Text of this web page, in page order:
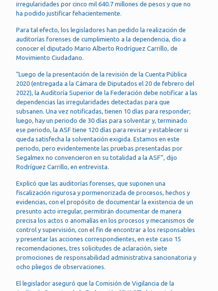
irregularidades por cinco mil 640.7 millones de pesos y que no
ha podido justificar fehacientemente.
Para tal efecto, los legisladores han pedido la realización de
auditorías forenses de cumplimiento a la dependencia, dio a
conocer el diputado Mario Alberto Rodríguez Carrillo, de
Movimiento Ciudadano.
“Luego de la presentación de la revisión de la Cuenta Pública
2020 (entregada a la Cámara de Diputados el 20 de febrero del
2022), la Auditoría Superior de la Federación debe notificar a las
dependencias las irregularidades detectadas para que
subsanen. Una vez notificadas, tienen 10 días para responder;
luego, hay un periodo de 30 días para solventar y, terminado
ese periodo, la ASF tiene 120 días para revisar y establecer si
queda satisfecha la solventación exigida. Estamos en este
periodo, pero evidentemente las pruebas presentadas por
Segalmex no convencieron en su totalidad a la ASF”, dijo
Rodríguez Carrillo, en entrevista.
Explicó que las auditorías forenses, que suponen una
fiscalización rigurosa y pormenorizada de procesos, hechos y
evidencias, con el propósito de documentar la existencia de un
presunto acto irregular, permitirán documentar de manera
precisa los actos o anomalías en los procesos y mecanismos de
control y supervisión, con el fin de encontrar a los responsables
y presentar las acciones correspondientes, en este caso 15
recomendaciones, tres solicitudes de aclaración, siete
promociones de responsabilidad administrativa sancionatoria y
ocho pliegos de observaciones.
El legislador aseguró que la Comisión de Vigilancia de la